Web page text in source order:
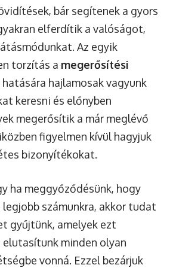
bár segítenek a gyors
elferdítik a valóságot,
Az egyik
torzítás a megerősítési
hatására hajlamosak vagyunk
keresni és előnyben
megerősítik a már meglévő
figyelmen kívül hagyjuk
bizonyítékokat.
ha meggyőződésünk, hogy
számunkra, akkor tudat
gyűjtünk, amelyek ezt
minden olyan
vonná. Ezzel bezárjuk